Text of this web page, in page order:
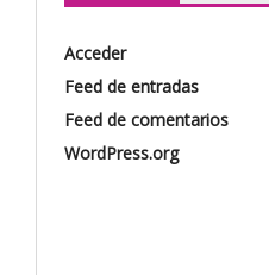
Acceder
Feed de entradas
Feed de comentarios
WordPress.org